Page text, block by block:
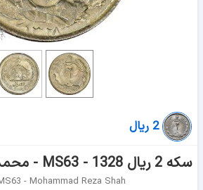
2 ریال
سکه 2 ریال 1328 - MS63 - محمد رضا شاه
- Mohammad Reza Shah